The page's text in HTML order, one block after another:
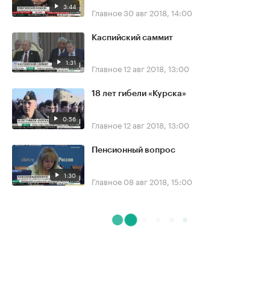
3:44 Главное30 авг 2018, 14:00
1:31
Каспийский саммит
Главное12 авг 2018, 13:00
0:56
18 лет гибели «Курска»
Главное12 авг 2018, 13:00
1:30
Пенсионный вопрос
Главное 08 авг 2018, 15:00